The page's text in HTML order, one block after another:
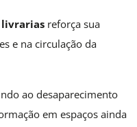
reforça sua
e na circulação da
ao desaparecimento
em espaços ainda